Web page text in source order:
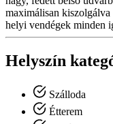
maximálisan kiszolgálva
helyi vendégek minden
Helyszín
Szálloda
Étterem